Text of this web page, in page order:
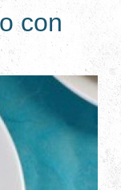
con